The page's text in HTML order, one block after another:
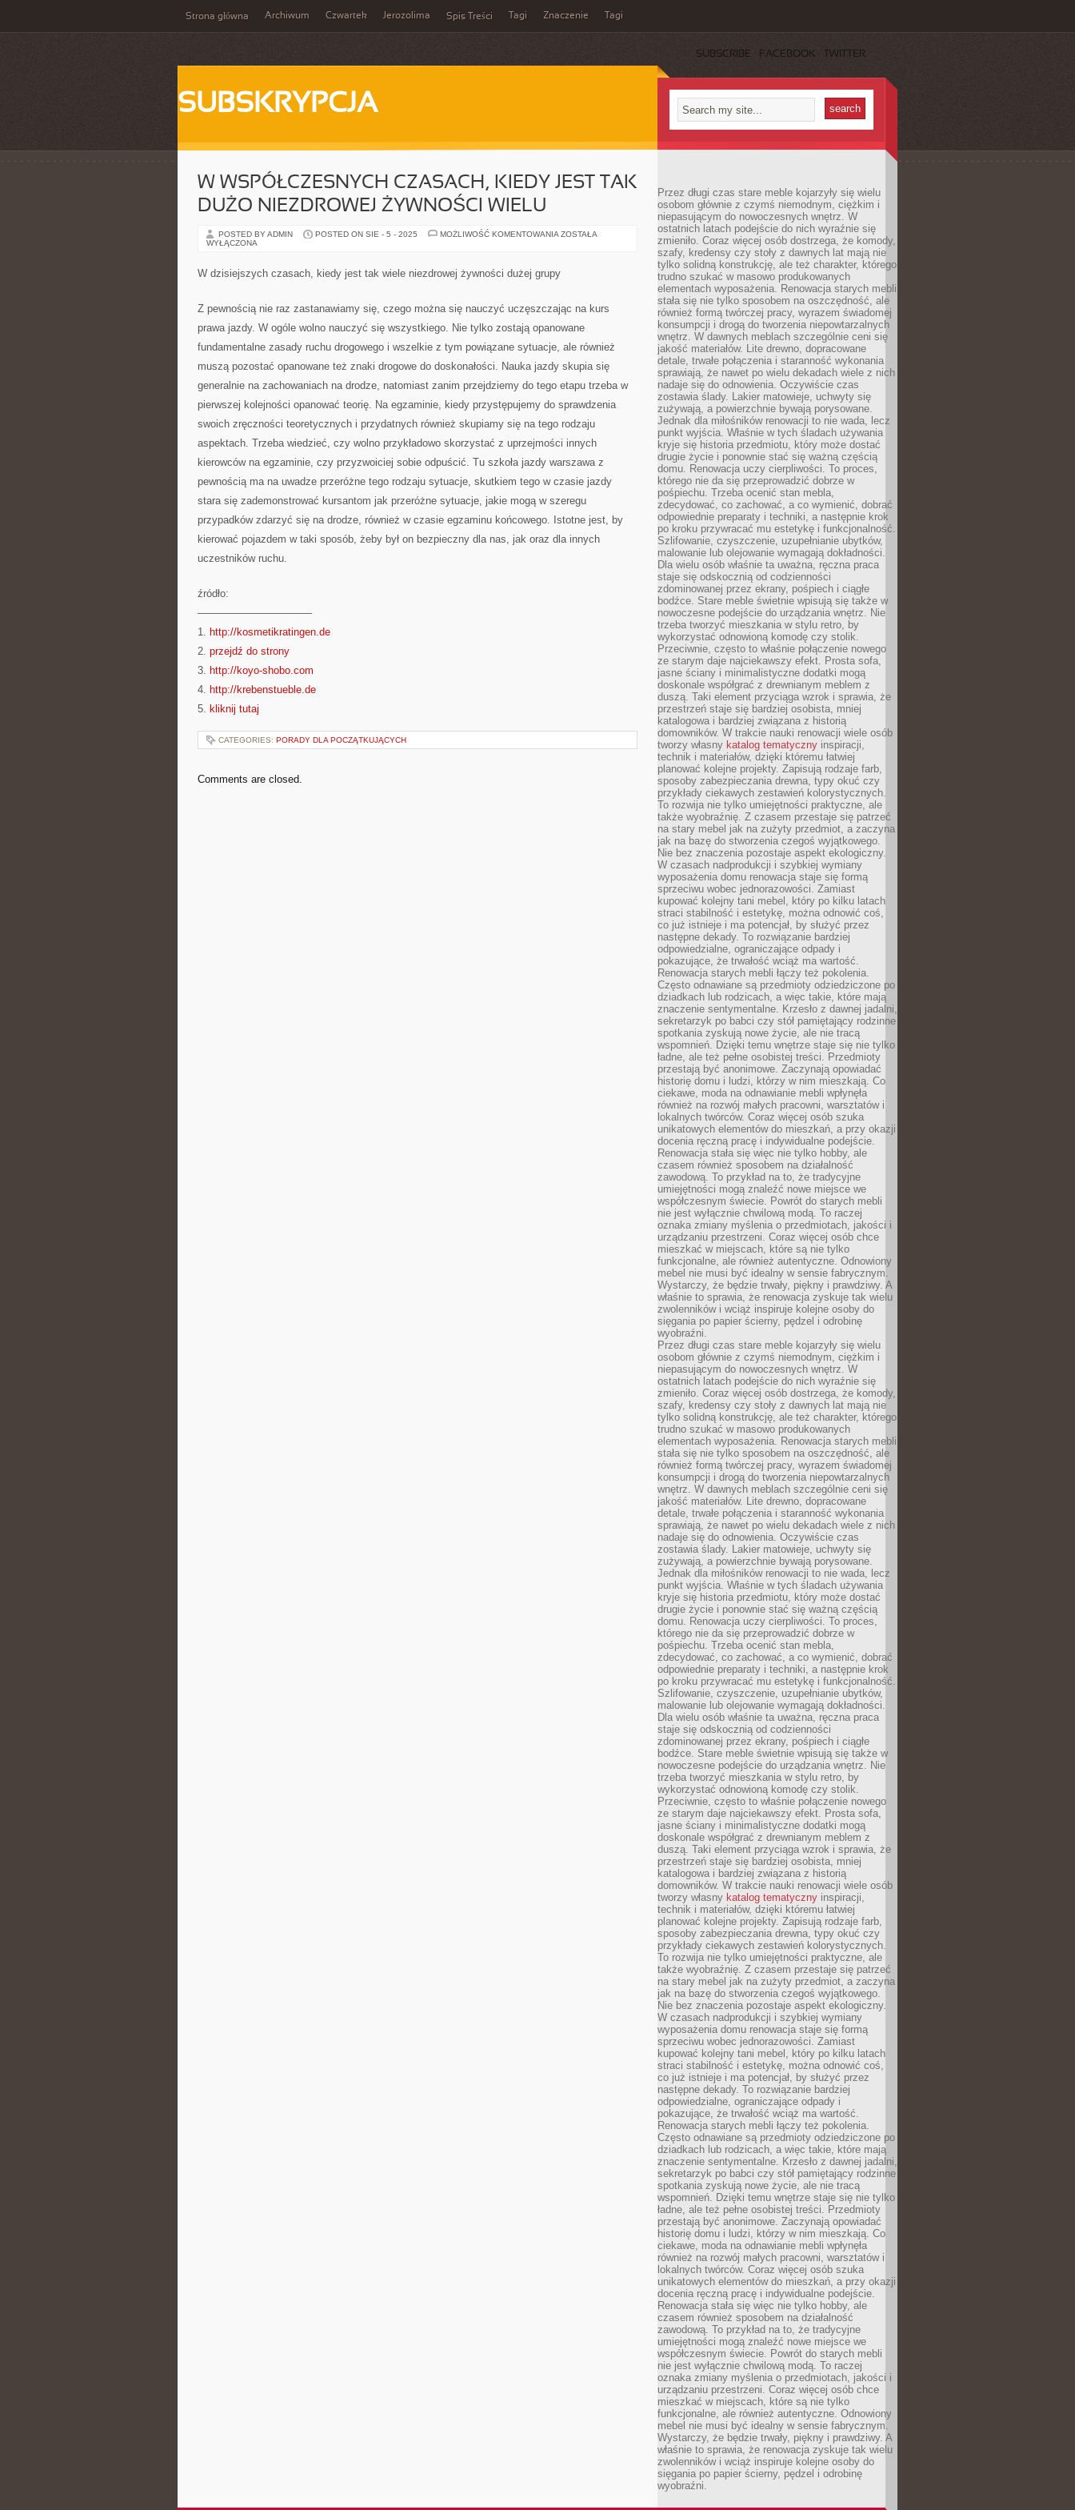
Strona główna Archiwum Czwartek Jerozolima Spis Treści Tagi Znaczenie Tagi
SUBSCRIBE FACEBOOK TWITTER
SUBSKRYPCJA
W WSPÓŁCZESNYCH CZASACH, KIEDY JEST TAK
DUŻO NIEZDROWEJ ŻYWNOŚCI WIELU
POSTED BY ADMIN POSTED ON SIE - 5 - 2025 MOŻLIWOŚĆ KOMENTOWANIA W
ŻYWNOŚCI
WIELU
ZOSTAŁA
WYŁĄCZONA
W dzisiejszych czasach, kiedy jest tak wiele niezdrowej żywności dużej grupy
Z pewnością nie raz zastanawiamy się, czego można się nauczyć uczęszczając na kurs
prawa jazdy. W ogóle wolno nauczyć się wszystkiego. Nie tylko zostają opanowane
fundamentalne zasady ruchu drogowego i wszelkie z tym powiązane sytuacje, ale również
muszą pozostać opanowane też znaki drogowe do doskonałości. Nauka jazdy skupia się
generalnie na zachowaniach na drodze, natomiast zanim przejdziemy do tego etapu trzeba w
pierwszej kolejności opanować teorię. Na egzaminie, kiedy przystępujemy do sprawdzenia
swoich zręczności teoretycznych i przydatnych również skupiamy się na tego rodzaju
aspektach. Trzeba wiedzieć, czy wolno przykładowo skorzystać z uprzejmości innych
kierowców na egzaminie, czy przyzwoiciej sobie odpuścić. Tu szkoła jazdy warszawa z
pewnością ma na uwadze przeróżne tego rodzaju sytuacje, skutkiem tego w czasie jazdy
stara się zademonstrować kursantom jak przeróżne sytuacje, jakie mogą w szeregu
przypadków zdarzyć się na drodze, również w czasie egzaminu końcowego. Istotne jest, by
kierować pojazdem w taki sposób, żeby był on bezpieczny dla nas, jak oraz dla innych
uczestników ruchu.
źródło:
———————————
1. http://kosmetikratingen.de
2. przejdź do strony
3. http://koyo-shobo.com
4. http://krebenstueble.de
5. kliknij tutaj
CATEGORIES: PORADY DLA POCZĄTKUJĄCYCH
Comments are closed.
Przez długi czas stare meble kojarzyły się wielu
osobom głównie z czymś niemodnym, ciężkim i
niepasującym do nowoczesnych wnętrz. W
ostatnich latach podejście do nich wyraźnie się
zmieniło. Coraz więcej osób dostrzega, że komody,
szafy, kredensy czy stoły z dawnych lat mają nie
tylko solidną konstrukcję, ale też charakter, którego
trudno szukać w masowo produkowanych
elementach wyposażenia. Renowacja starych mebli
stała się nie tylko sposobem na oszczędność, ale
również formą twórczej pracy, wyrazem świadomej
konsumpcji i drogą do tworzenia niepowtarzalnych
wnętrz. W dawnych meblach szczególnie ceni się
jakość materiałów. Lite drewno, dopracowane
detale, trwałe połączenia i staranność wykonania
sprawiają, że nawet po wielu dekadach wiele z nich
nadaje się do odnowienia. Oczywiście czas
zostawia ślady. Lakier matowieje, uchwyty się
zużywają, a powierzchnie bywają porysowane.
Jednak dla miłośników renowacji to nie wada, lecz
punkt wyjścia. Właśnie w tych śladach używania
kryje się historia przedmiotu, który może dostać
drugie życie i ponownie stać się ważną częścią
domu. Renowacja uczy cierpliwości. To proces,
którego nie da się przeprowadzić dobrze w
pośpiechu. Trzeba ocenić stan mebla,
zdecydować, co zachować, a co wymienić, dobrać
odpowiednie preparaty i techniki, a następnie krok
po kroku przywracać mu estetykę i funkcjonalność.
Szlifowanie, czyszczenie, uzupełnianie ubytków,
malowanie lub olejowanie wymagają dokładności.
Dla wielu osób właśnie ta uważna, ręczna praca
staje się odskocznią od codzienności
zdominowanej przez ekrany, pośpiech i ciągłe
bodźce. Stare meble świetnie wpisują się także w
nowoczesne podejście do urządzania wnętrz. Nie
trzeba tworzyć mieszkania w stylu retro, by
wykorzystać odnowioną komodę czy stolik.
Przeciwnie, często to właśnie połączenie nowego
ze starym daje najciekawszy efekt. Prosta sofa,
jasne ściany i minimalistyczne dodatki mogą
doskonale współgrać z drewnianym meblem z
duszą. Taki element przyciąga wzrok i sprawia, że
przestrzeń staje się bardziej osobista, mniej
katalogowa i bardziej związana z historią
domowników. W trakcie nauki renowacji wiele osób
tworzy własny katalog tematyczny inspiracji,
technik i materiałów, dzięki któremu łatwiej
planować kolejne projekty. Zapisują rodzaje farb,
sposoby zabezpieczania drewna, typy okuć czy
przykłady ciekawych zestawień kolorystycznych.
To rozwija nie tylko umiejętności praktyczne, ale
także wyobraźnię. Z czasem przestaje się patrzeć
na stary mebel jak na zużyty przedmiot, a zaczyna
jak na bazę do stworzenia czegoś wyjątkowego.
Nie bez znaczenia pozostaje aspekt ekologiczny.
W czasach nadprodukcji i szybkiej wymiany
wyposażenia domu renowacja staje się formą
sprzeciwu wobec jednorazowości. Zamiast
kupować kolejny tani mebel, który po kilku latach
straci stabilność i estetykę, można odnowić coś,
co już istnieje i ma potencjał, by służyć przez
następne dekady. To rozwiązanie bardziej
odpowiedzialne, ograniczające odpady i
pokazujące, że trwałość wciąż ma wartość.
Renowacja starych mebli łączy też pokolenia.
Często odnawiane są przedmioty odziedziczone po
dziadkach lub rodzicach, a więc takie, które mają
znaczenie sentymentalne. Krzesło z dawnej jadalni,
sekretarzyk po babci czy stół pamiętający rodzinne
spotkania zyskują nowe życie, ale nie tracą
wspomnień. Dzięki temu wnętrze staje się nie tylko
ładne, ale też pełne osobistej treści. Przedmioty
przestają być anonimowe. Zaczynają opowiadać
historię domu i ludzi, którzy w nim mieszkają. Co
ciekawe, moda na odnawianie mebli wpłynęła
również na rozwój małych pracowni, warsztatów i
lokalnych twórców. Coraz więcej osób szuka
unikatowych elementów do mieszkań, a przy okazji
docenia ręczną pracę i indywidualne podejście.
Renowacja stała się więc nie tylko hobby, ale
czasem również sposobem na działalność
zawodową. To przykład na to, że tradycyjne
umiejętności mogą znaleźć nowe miejsce we
współczesnym świecie. Powrót do starych mebli
nie jest wyłącznie chwilową modą. To raczej
oznaka zmiany myślenia o przedmiotach, jakości i
urządzaniu przestrzeni. Coraz więcej osób chce
mieszkać w miejscach, które są nie tylko
funkcjonalne, ale również autentyczne. Odnowiony
mebel nie musi być idealny w sensie fabrycznym.
Wystarczy, że będzie trwały, piękny i prawdziwy. A
właśnie to sprawia, że renowacja zyskuje tak wielu
zwolenników i wciąż inspiruje kolejne osoby do
sięgania po papier ścierny, pędzel i odrobinę
wyobraźni.
Przez długi czas stare meble kojarzyły się wielu
osobom głównie z czymś niemodnym, ciężkim i
niepasującym do nowoczesnych wnętrz. W
ostatnich latach podejście do nich wyraźnie się
zmieniło. Coraz więcej osób dostrzega, że komody,
szafy, kredensy czy stoły z dawnych lat mają nie
tylko solidną konstrukcję, ale też charakter, którego
trudno szukać w masowo produkowanych
elementach wyposażenia. Renowacja starych mebli
stała się nie tylko sposobem na oszczędność, ale
również formą twórczej pracy, wyrazem świadomej
konsumpcji i drogą do tworzenia niepowtarzalnych
wnętrz. W dawnych meblach szczególnie ceni się
jakość materiałów. Lite drewno, dopracowane
detale, trwałe połączenia i staranność wykonania
sprawiają, że nawet po wielu dekadach wiele z nich
nadaje się do odnowienia. Oczywiście czas
zostawia ślady. Lakier matowieje, uchwyty się
zużywają, a powierzchnie bywają porysowane.
Jednak dla miłośników renowacji to nie wada, lecz
punkt wyjścia. Właśnie w tych śladach używania
kryje się historia przedmiotu, który może dostać
drugie życie i ponownie stać się ważną częścią
domu. Renowacja uczy cierpliwości. To proces,
którego nie da się przeprowadzić dobrze w
pośpiechu. Trzeba ocenić stan mebla,
zdecydować, co zachować, a co wymienić, dobrać
odpowiednie preparaty i techniki, a następnie krok
po kroku przywracać mu estetykę i funkcjonalność.
Szlifowanie, czyszczenie, uzupełnianie ubytków,
malowanie lub olejowanie wymagają dokładności.
Dla wielu osób właśnie ta uważna, ręczna praca
staje się odskocznią od codzienności
zdominowanej przez ekrany, pośpiech i ciągłe
bodźce. Stare meble świetnie wpisują się także w
nowoczesne podejście do urządzania wnętrz. Nie
trzeba tworzyć mieszkania w stylu retro, by
wykorzystać odnowioną komodę czy stolik.
Przeciwnie, często to właśnie połączenie nowego
ze starym daje najciekawszy efekt. Prosta sofa,
jasne ściany i minimalistyczne dodatki mogą
doskonale współgrać z drewnianym meblem z
duszą. Taki element przyciąga wzrok i sprawia, że
przestrzeń staje się bardziej osobista, mniej
katalogowa i bardziej związana z historią
domowników. W trakcie nauki renowacji wiele osób
tworzy własny katalog tematyczny inspiracji,
technik i materiałów, dzięki któremu łatwiej
planować kolejne projekty. Zapisują rodzaje farb,
sposoby zabezpieczania drewna, typy okuć czy
przykłady ciekawych zestawień kolorystycznych.
To rozwija nie tylko umiejętności praktyczne, ale
także wyobraźnię. Z czasem przestaje się patrzeć
na stary mebel jak na zużyty przedmiot, a zaczyna
jak na bazę do stworzenia czegoś wyjątkowego.
Nie bez znaczenia pozostaje aspekt ekologiczny.
W czasach nadprodukcji i szybkiej wymiany
wyposażenia domu renowacja staje się formą
sprzeciwu wobec jednorazowości. Zamiast
kupować kolejny tani mebel, który po kilku latach
straci stabilność i estetykę, można odnowić coś,
co już istnieje i ma potencjał, by służyć przez
następne dekady. To rozwiązanie bardziej
odpowiedzialne, ograniczające odpady i
pokazujące, że trwałość wciąż ma wartość.
Renowacja starych mebli łączy też pokolenia.
Często odnawiane są przedmioty odziedziczone po
dziadkach lub rodzicach, a więc takie, które mają
znaczenie sentymentalne. Krzesło z dawnej jadalni,
sekretarzyk po babci czy stół pamiętający rodzinne
spotkania zyskują nowe życie, ale nie tracą
wspomnień. Dzięki temu wnętrze staje się nie tylko
ładne, ale też pełne osobistej treści. Przedmioty
przestają być anonimowe. Zaczynają opowiadać
historię domu i ludzi, którzy w nim mieszkają. Co
ciekawe, moda na odnawianie mebli wpłynęła
również na rozwój małych pracowni, warsztatów i
lokalnych twórców. Coraz więcej osób szuka
unikatowych elementów do mieszkań, a przy okazji
docenia ręczną pracę i indywidualne podejście.
Renowacja stała się więc nie tylko hobby, ale
czasem również sposobem na działalność
zawodową. To przykład na to, że tradycyjne
umiejętności mogą znaleźć nowe miejsce we
współczesnym świecie. Powrót do starych mebli
nie jest wyłącznie chwilową modą. To raczej
oznaka zmiany myślenia o przedmiotach, jakości i
urządzaniu przestrzeni. Coraz więcej osób chce
mieszkać w miejscach, które są nie tylko
funkcjonalne, ale również autentyczne. Odnowiony
mebel nie musi być idealny w sensie fabrycznym.
Wystarczy, że będzie trwały, piękny i prawdziwy. A
właśnie to sprawia, że renowacja zyskuje tak wielu
zwolenników i wciąż inspiruje kolejne osoby do
sięgania po papier ścierny, pędzel i odrobinę
wyobraźni.